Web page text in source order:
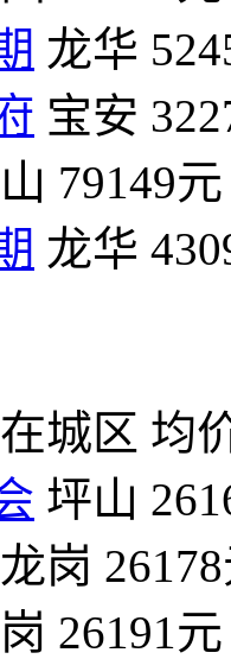
龙华
宝安
79149元
龙华
城区 均
坪山
龙岗
26191元